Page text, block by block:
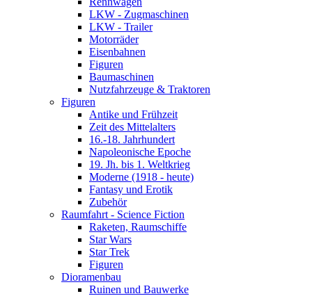
LKW - Zugmaschinen
LKW - Trailer
Motorräder
Eisenbahnen
Figuren
Baumaschinen
Nutzfahrzeuge & Traktoren
Figuren
Antike und Frühzeit
Zeit des Mittelalters
16.-18. Jahrhundert
Napoleonische Epoche
19. Jh. bis 1. Weltkrieg
Moderne (1918 - heute)
Fantasy und Erotik
Zubehör
Raumfahrt - Science Fiction
Raketen, Raumschiffe
Star Wars
Star Trek
Figuren
Dioramenbau
Ruinen und Bauwerke